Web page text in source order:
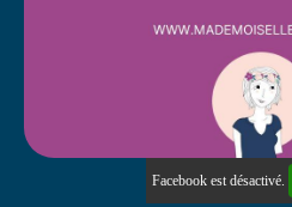
Facebook est désactivé.